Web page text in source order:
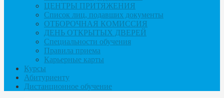
ЦЕНТРЫ ПРИТЯЖЕНИЯ
Список лиц, подавших документы
ОТБОРОЧНАЯ КОМИССИЯ
ДЕНЬ ОТКРЫТЫХ ДВЕРЕЙ
Специальности обучения
Правила приема
Карьерные карты
Курсы
Абитуриенту
Дистанционное обучение